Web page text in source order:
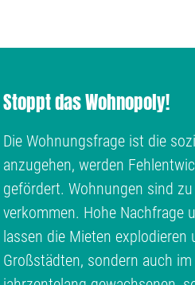
Stoppt das Wohnopoly!
Die Wohnungsfrage ist die
anzugehen, werden
gefördert. Wohnungen sind
verkommen. Hohe Nachfrage
lassen die Mieten
Großstädten, sondern auch